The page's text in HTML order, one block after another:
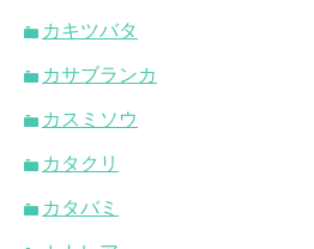
カキツバタ
カサブランカ
カスミソウ
カタクリ
カタバミ